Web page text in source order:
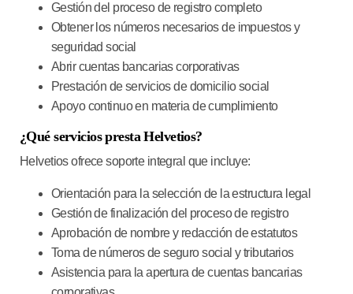
Gestión del proceso de registro completo
Obtener los números necesarios de impuestos y
seguridad social
Abrir cuentas bancarias corporativas
Prestación de servicios de domicilio social
Apoyo continuo en materia de cumplimiento
¿Qué servicios presta Helvetios?
Helvetios ofrece soporte integral que incluye:
Orientación para la selección de la estructura legal
Gestión de finalización del proceso de registro
Aprobación de nombre y redacción de estatutos
Toma de números de seguro social y tributarios
Asistencia para la apertura de cuentas bancarias